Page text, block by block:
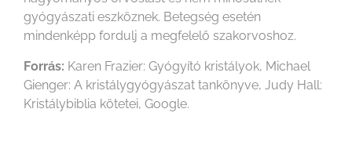
gyógyászati eszköznek. Betegség esetén
mindenképp fordulj a megfelelő szakorvoshoz.
Forrás: Karen Frazier: Gyógyító kristályok, Michael
Gienger: A kristálygyógyászat tankönyve, Judy Hall:
Kristálybiblia kötetei, Google.